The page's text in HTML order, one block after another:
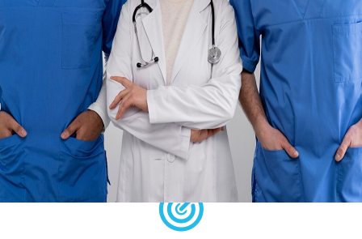
Bem como nossas clínicas de recuperação, que trabalham
com internação voluntária, internação involuntária e
internação compulsória.
Se você acha que tem um problema com drogas ou
conhece alguém que precise de ajuda vamos conversar